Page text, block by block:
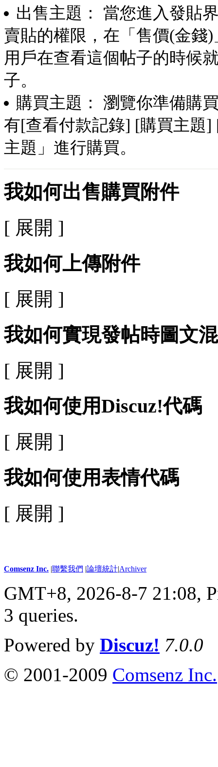
出售主題： 當您進入發貼
賣貼的權限，在「售價(金錢
用戶在查看這個帖子的時候
子。
購買主題： 瀏覽你準備購
有[查看付款記錄] [購買主題
主題」進行購買。
我如何出售購買附件
[ 展開 ]
我如何上傳附件
[ 展開 ]
我如何實現發帖時圖文
[ 展開 ]
我如何使用Discuz!代碼
[ 展開 ]
我如何使用表情代碼
[ 展開 ]
Comsenz Inc. |聯繫我們 |論壇統計|Archiver
GMT+8, 2026-8-7 21:08,
3 queries.
Powered by Discuz! 7.0.0
© 2001-2009 Comsenz Inc.